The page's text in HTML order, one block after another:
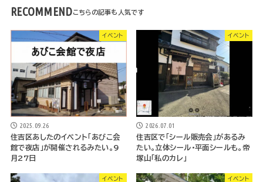
RECOMMEND
イベント
2025.09.26
住吉区あしたのイベント「あびこ会
館で夜店」が開催されるみたい。9
月27日
イベント
2026.07.01
住吉区で「シール販売会」があるみ
たい。立体シール・平面シールも。帝
塚山「私のカレ」
イベント イベント